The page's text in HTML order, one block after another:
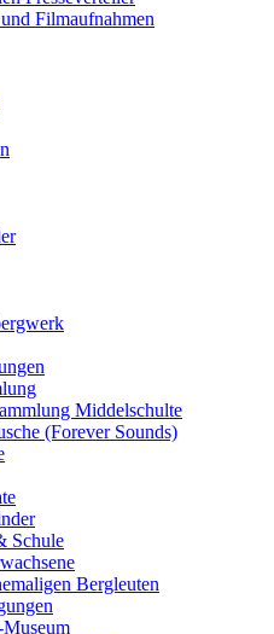
Filmaufnahmen
Middelschulte
(Forever Sounds)
Schule
Bergleuten